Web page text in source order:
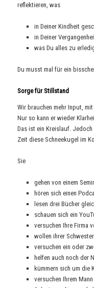
reflektieren, was
in Deiner Kindheit
in Deiner
was Du alles zu
Du musst mal für ein
Sorge für Stillstand
Wir brauchen mehr Input,
Nur so kann er wieder
Das ist ein Kreislauf.
Zeit diese Schneekugel im
Sie
gehen von einem
hören sich einen
lesen drei Bücher
schauen sich ein
versuchen Ihre Firma
wollen ihrer
versuchen ein oder
helfen auch noch der
kümmern sich um die
versuchen Ihrem